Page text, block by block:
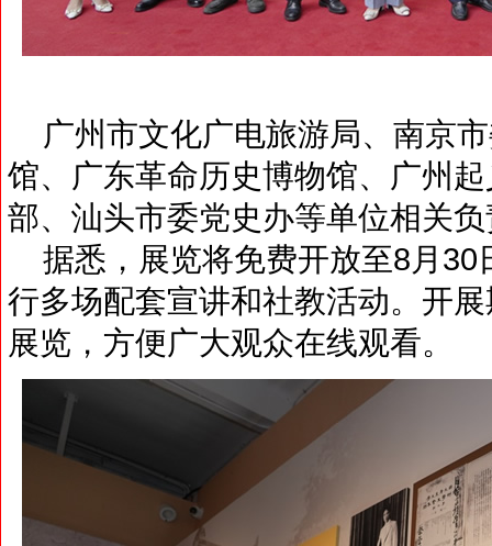
广州市文化广电旅游局、南京
馆、广东革命历史博物馆、广州
部、汕头市委党史办等单位相关
据悉，展览将免费开放至8月30
行多场配套宣讲和社教活动。开
展览，方便广大观众在线观看。